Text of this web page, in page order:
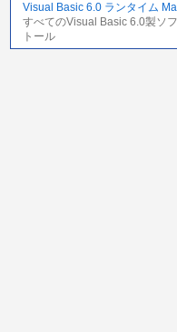
Visual Basic 6.0 ランタイム
すべてのVisual Basic 6.0製ソ
トール